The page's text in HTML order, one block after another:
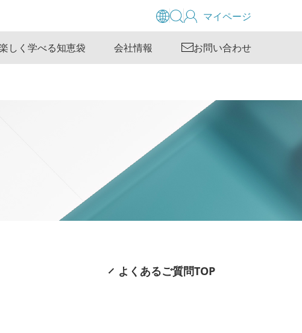
マイページ
しく学べる知恵袋 会社情報 お問い合わせ
よくあるご質問TOP